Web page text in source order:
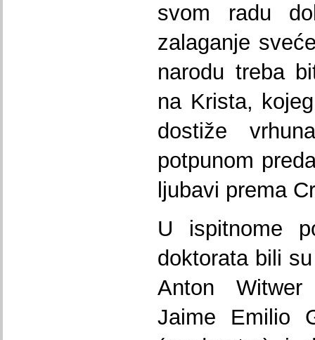
svom radu
zalaganje
narodu treba
na Krista,
dostiže
potpunom
ljubavi prema
U ispitnome
doktorata bili
Anton Witwer
Jaime Emilio